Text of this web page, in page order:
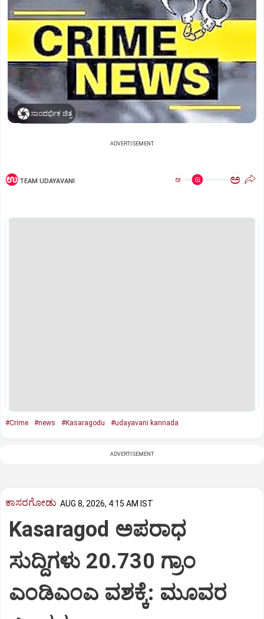
ಸಾಂದರ್ಭಿಕ ಚಿತ್ರ
ADVERTISEMENT
TEAM UDAYAVANI ಅ ಅ
#Crime #news #Kasaragodu #udayavani kannada
ADVERTISEMENT
ಕಾಸರಗೋಡು AUG 8, 2026, 4:15 AM IST
Kasaragod ಅಪರಾಧ
ಸುದ್ದಿಗಳು 20.730 ಗ್ರಾಂ
ಎಂಡಿಎಂಎ ವಶಕ್ಕೆ: ಮೂವರ